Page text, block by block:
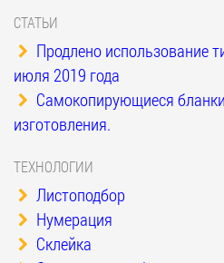
СТАТЬИ
Продлено использование
июля 2019 года
Самокопирующиеся
изготовления.
ТЕХНОЛОГИИ
Листоподбор
Нумерация
Склейка